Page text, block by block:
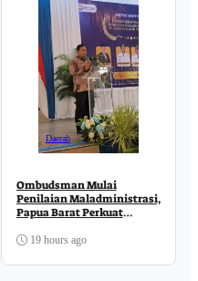
Daerah
Ombudsman Mulai
Penilaian Maladministrasi,
Papua Barat Perkuat
Publik
19 hours ago